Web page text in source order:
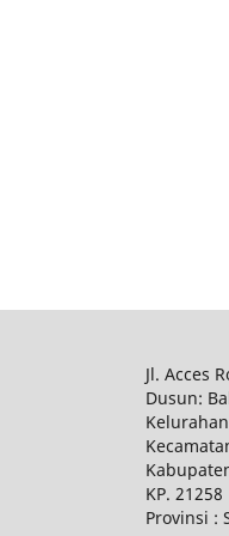
Jl. Acces
Dusun:
KP. 21258
Provinsi :